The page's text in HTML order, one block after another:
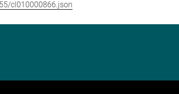
cl010000866.json